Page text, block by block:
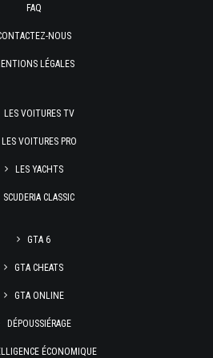
FAQ
NOUS
LÉGALES
LES VOITURES TV
LES VOITURES PRO
LES YACHTS
SCUDERIA CLASSIC
GTA 6
GTA CHEATS
GTA ONLINE
DÉPOUSSIÉRAGE
ÉCONOMIQUE